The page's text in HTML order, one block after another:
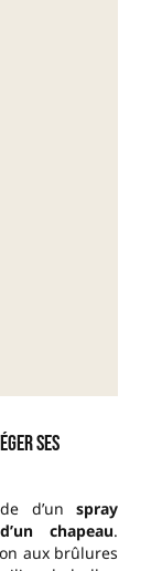
ses
d’un spray
chapeau.
aux brûlures